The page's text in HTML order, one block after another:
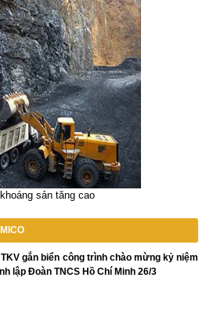
sản tăng cao
gắn biển công trình chào mừng kỷ niệm
lập Đoàn TNCS Hồ Chí Minh 26/3